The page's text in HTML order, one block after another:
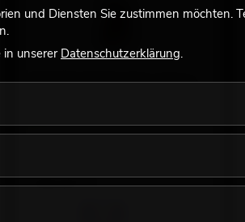
DIMAVERY MM-501 E-Bass, tobacco
159,00€
und Diensten Sie zustimmen möchten.
unsererDatenschutzerklärung.